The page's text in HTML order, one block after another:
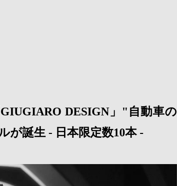
DESIGN」"自動車の
が誕生 - 日本限定数10本 -